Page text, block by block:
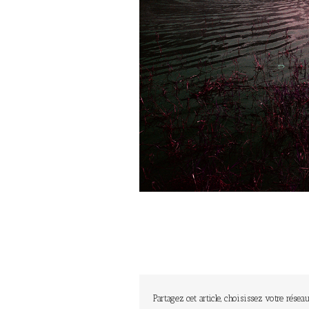
Partagez cet article, choisissez votre